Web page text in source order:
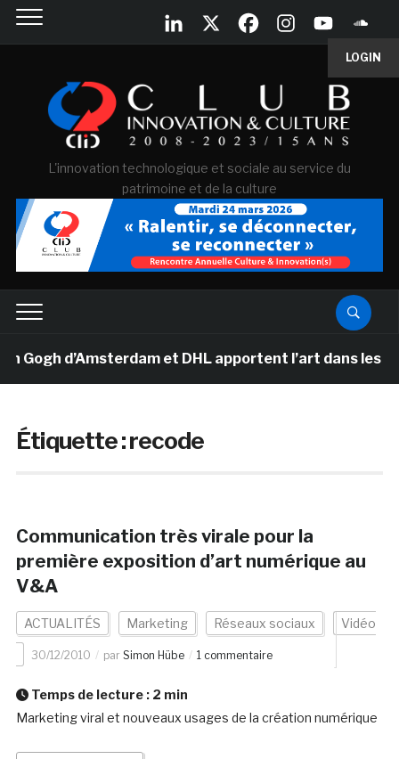
LOGIN
L'innovation technologique et sociale au service du
patrimoine et de la culture
d’Amsterdam et DHL apportent l’art dans les
Étiquette :recode
Communication très virale pour la
première exposition d’art numérique au
V&A
ACTUALITÉS Marketing Réseaux sociaux Vidéo
30/12/2010 par Simon Hübe 1 commentaire
Temps de lecture : 2 min
Marketing viral et nouveaux usages de la création numérique